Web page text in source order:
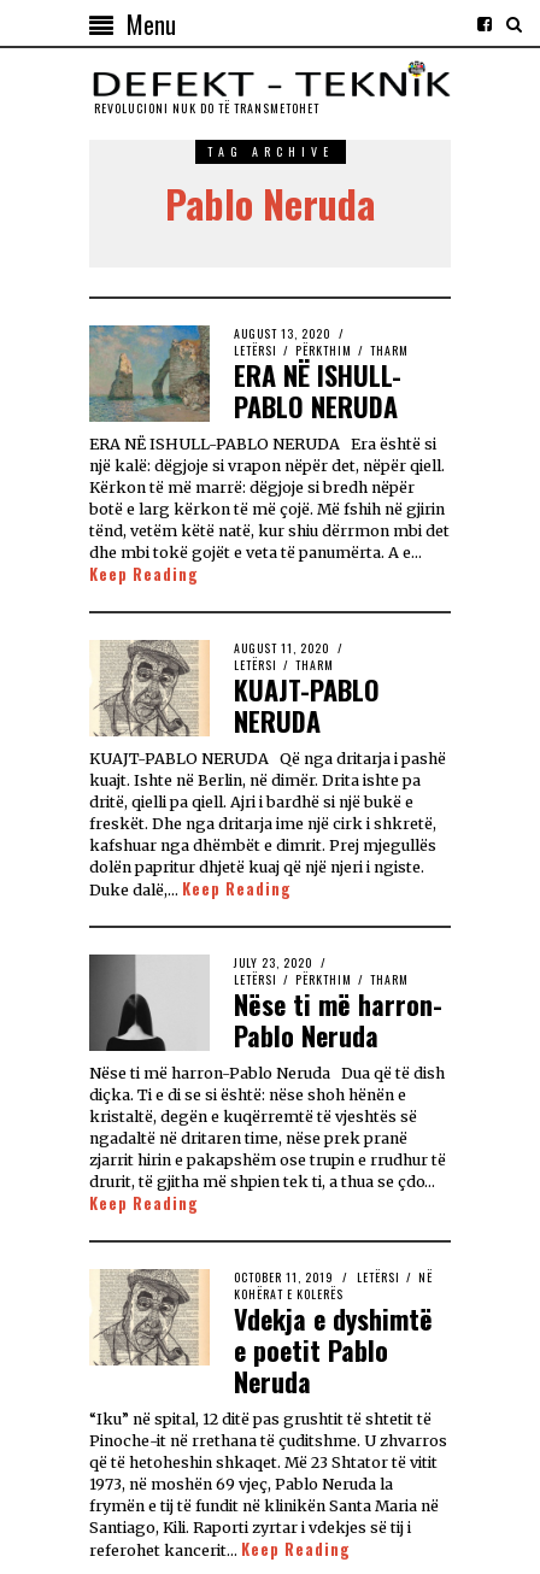
Menu
REVOLUCIONI NUK DO TЁ TRANSMETOHET
TAG ARCHIVE
Pablo Neruda
AUGUST 13, 2020
LETËRSI / PËRKTHIM / THARM
ERA NË ISHULL-
PABLO NERUDA
ERA NË ISHULL-PABLO NERUDA Era është si
një kalë: dëgjoje si vrapon nëpër det, nëpër qiell.
Kërkon të më marrë: dëgjoje si bredh nëpër
botë e larg kërkon të më çojë. Më fshih në gjirin
tënd, vetëm këtë natë, kur shiu dërrmon mbi det
dhe mbi tokë gojët e veta të panumërta. A e…
Keep Reading
AUGUST 11, 2020
LETËRSI / THARM
KUAJT-PABLO
NERUDA
KUAJT-PABLO NERUDA Që nga dritarja i pashë
kuajt. Ishte në Berlin, në dimër. Drita ishte pa
dritë, qielli pa qiell. Ajri i bardhë si një bukë e
freskët. Dhe nga dritarja ime një cirk i shkretë,
kafshuar nga dhëmbët e dimrit. Prej mjegullës
dolën papritur dhjetë kuaj që një njeri i ngiste.
Duke dalë,… Keep Reading
JULY 23, 2020
LETËRSI / PËRKTHIM / THARM
Nëse ti më harron-
Pablo Neruda
Nëse ti më harron-Pablo Neruda Dua që të dish
diçka. Ti e di se si është: nëse shoh hënën e
kristaltë, degën e kuqërremtë të vjeshtës së
ngadaltë në dritaren time, nëse prek pranë
zjarrit hirin e pakapshëm ose trupin e rrudhur të
drurit, të gjitha më shpien tek ti, a thua se çdo…
Keep Reading
OCTOBER 11, 2019 LETËRSI / NË
KOHËRAT E KOLERËS
Vdekja e dyshimtë
e poetit Pablo
Neruda
“Iku” në spital, 12 ditë pas grushtit të shtetit të
Pinoche-it në rrethana të çuditshme. U zhvarros
që të hetoheshin shkaqet. Më 23 Shtator të vitit
1973, në moshën 69 vjeç, Pablo Neruda la
frymën e tij të fundit në klinikën Santa Maria në
Santiago, Kili. Raporti zyrtar i vdekjes së tij i
referohet kancerit… Keep Reading